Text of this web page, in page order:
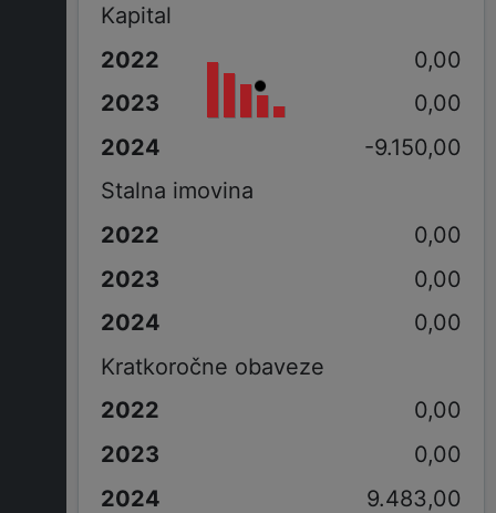
Kapital
0,00
0,00
-9.150,00
Stalna imovina
0,00
0,00
0,00
Kratkoročne obaveze
0,00
0,00
9.483,00